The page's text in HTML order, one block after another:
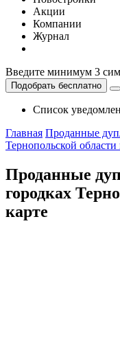
Акции
Компании
Журнал
Введите минимум 3
Подобрать бесплатно
Список
Главная Проданные
Тернопольской области
Проданные
городках
карте